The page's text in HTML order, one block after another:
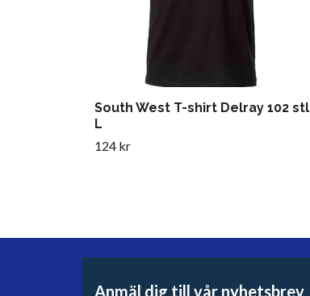
South West T-shirt Delray 102 stl
L
124 kr
Anmäl dig till vår nyhetsbrev